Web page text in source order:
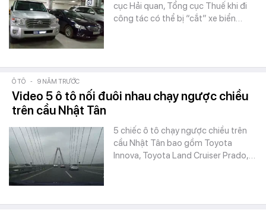
cục Hải quan, Tổng cục Thuế khi đi
công tác có thể bị “cắt” xe biển…
Ô TÔ - 9 NĂM TRƯỚC
Video 5 ô tô nối đuôi nhau chạy ngược chiều
trên cầu Nhật Tân
5 chiếc ô tô chạy ngược chiều trên
cầu Nhật Tân bao gồm Toyota
Innova, Toyota Land Cruiser Prado,…